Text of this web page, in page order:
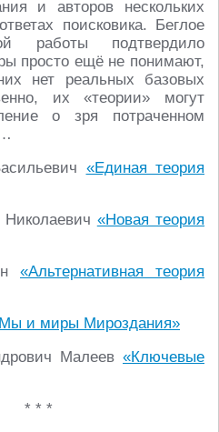
и авторов нескольких
поисковика. Беглое
работы подтвердило
просто ещё не понимают,
нет реальных базовых
их «теории» могут
о зря потраченном
«Единая теория
«Новая теория
«Альтернативная теория
и миры Мироздания»
Малеев «Ключевые
* * *